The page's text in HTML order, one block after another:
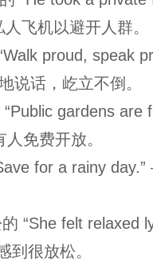
飞机以避开人群。
proud, speak
说话，屹立不倒。
“Public gardens are
免费开放。
for a rainy
“She felt relaxed
到很放松。